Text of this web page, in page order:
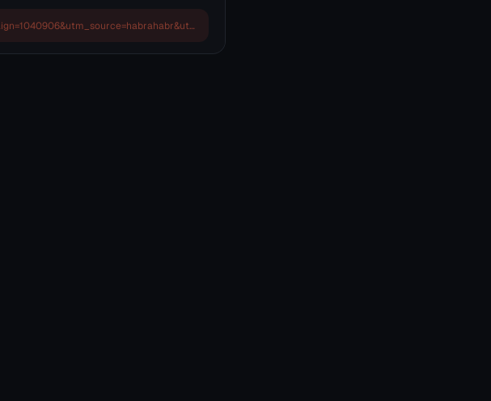
https://habr.com/ru/articles/1040906/?utm_campaign=1040906&utm_source=habrahabr&utm_medium=rss